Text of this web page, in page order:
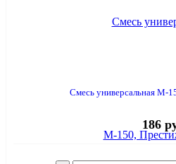
Смесь универсальная М-
186